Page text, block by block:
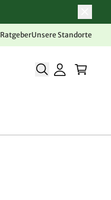
RatgeberUnsere Standorte